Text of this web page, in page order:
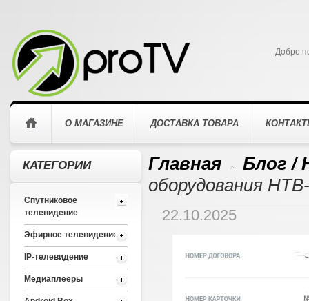
О МАГАЗИНЕ ДОСТАВКА ТОВАРА
Добро
КАТЕГОРИИ
Спутниковое
телевидение
Эфирное телевидение
IP-телевидение
Медиаплееры
Главная
Блог /
оборудования
22.10.2025